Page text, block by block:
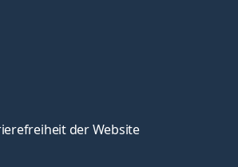
der Website